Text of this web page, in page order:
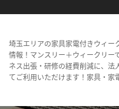
埼玉エリアの家具家電付きウィー
情報！マンスリー＋ウィークリー
ネス出張・研修の経費削減に、法
てご利用いただけます！家具・家